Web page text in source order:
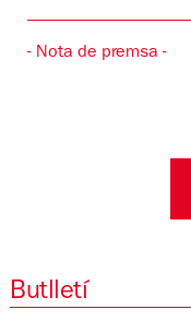
- Nota de premsa -
Butlletí